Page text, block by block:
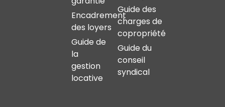
Encadrement
des loyers
Guide de
la
gestion
locative
Guide des
charges de
copropriété
Guide du
conseil
syndical